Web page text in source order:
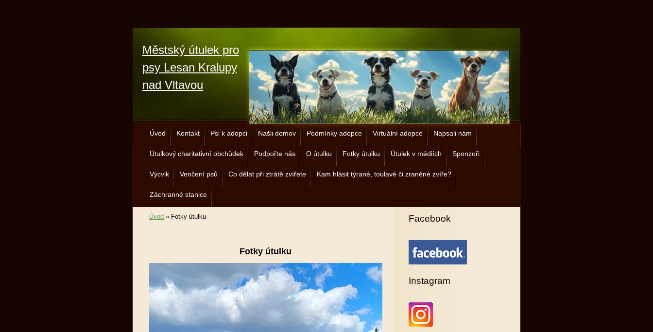
Městský útulek pro
psy Lesan Kralupy
nad Vltavou
Úvod Kontakt Psi k adopci Našli domov Podmínky adopce Virtuální adopce Napsali nám
Útulkový charitativní obchůdek Podpořte nás O útulku Fotky útulku Útulek v médiích Sponzoři
Výcvik Venčení psů Co dělat při ztrátě zvířete Kam hlásit týrané, toulavé či zraněné zvíře?
Záchranné stanice
Úvod » Fotky útulku
Fotky útulku
Facebook
Instagram